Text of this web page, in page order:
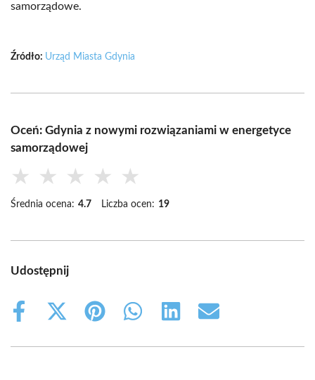
samorządowe.
Źródło: Urząd Miasta Gdynia
Oceń: Gdynia z nowymi rozwiązaniami w energetyce
samorządowej
★ ★ ★ ★ ★
Średnia ocena: 4.7 Liczba ocen: 19
Udostępnij
Share
Share
(Twitter)
Share
Share
Share
Share